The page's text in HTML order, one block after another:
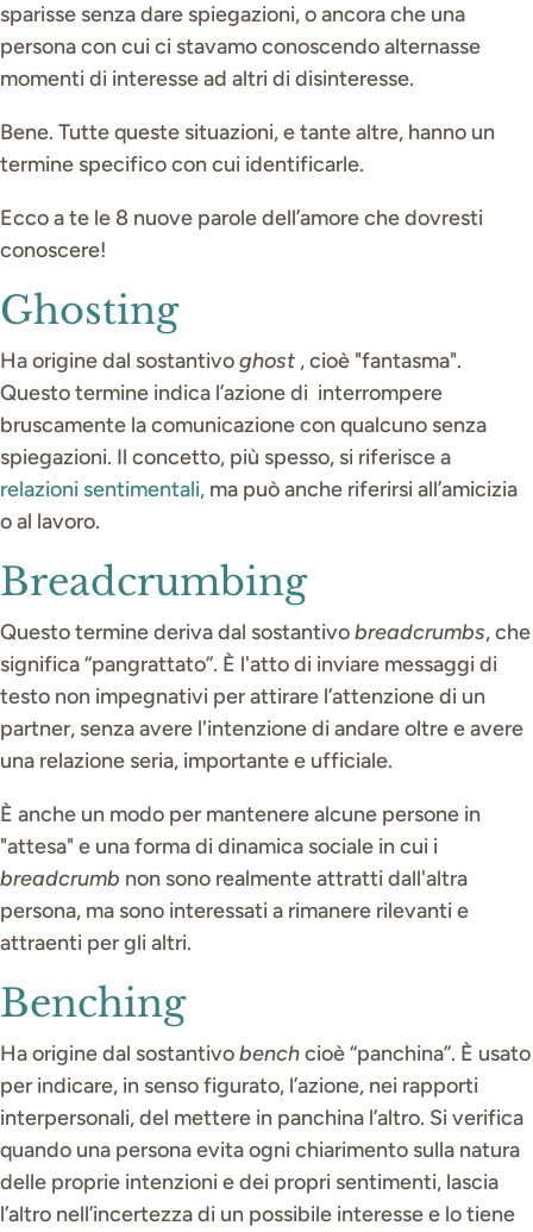
sparisse senza dare spiegazioni, o ancora che una
persona con cui ci stavamo conoscendo alternasse
momenti di interesse ad altri di disinteresse.
Bene. Tutte queste situazioni, e tante altre, hanno un
termine specifico con cui identificarle.
Ecco a te le 8 nuove parole dell’amore che dovresti
conoscere!
Ghosting
Ha origine dal sostantivoghost , cioè "fantasma".
Questo termine indica l’azione di interrompere
bruscamente la comunicazione con qualcuno senza
spiegazioni. Il concetto, più spesso, si riferisce a
relazioni sentimentali, ma può anche riferirsi all’amicizia
o al lavoro.
Breadcrumbing
Questo termine deriva dal sostantivobreadcrumbs, che
significa “pangrattato”. È l'atto di inviare messaggi di
testo non impegnativi per attirare l’attenzione di un
partner, senza avere l'intenzione di andare oltre e avere
una relazione seria, importante e ufficiale.
È anche un modo per mantenere alcune persone in
"attesa" e una forma di dinamica sociale in cui i
breadcrumb non sono realmente attratti dall'altra
persona, ma sono interessati a rimanere rilevanti e
attraenti per gli altri.
Benching
Ha origine dal sostantivobenchcioè “panchina”. È usato
per indicare, in senso figurato, l’azione, nei rapporti
interpersonali, del mettere in panchina l’altro. Si verifica
quando una persona evita ogni chiarimento sulla natura
delle proprie intenzioni e dei propri sentimenti, lascia
l’altro nell’incertezza di un possibile interesse e lo tiene